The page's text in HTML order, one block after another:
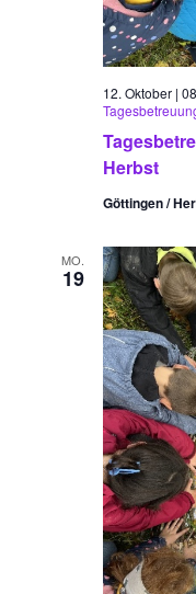
Herbst
12. Oktober |
Göttingen /
MO.
19